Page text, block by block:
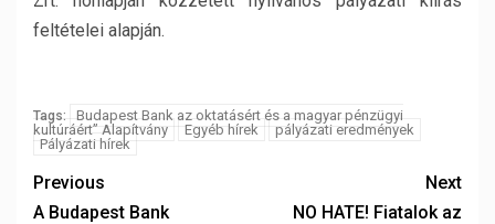
feltételei alapján.
Tags:
Budapest Bank az oktatásért és a magyar pénzügyi
kultúráért” Alapítvány
Egyéb hírek
pályázati eredmények
Pályázati hírek
Previous
A Budapest Bank
Next
NO HATE! Fiatalok az